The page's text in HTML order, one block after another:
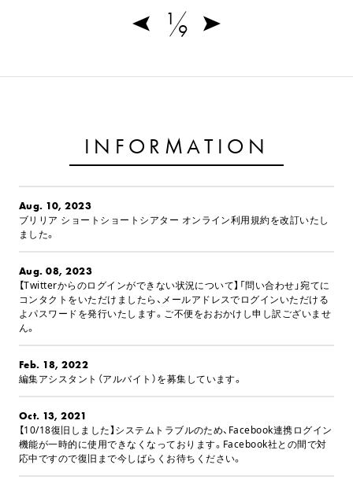
1
9
INFORMATION
Aug. 10, 2023
ブリリア ショートショートシアター オンライン利用規約を改訂いたし
ました。
Aug. 08, 2023
【Twitterからのログインができない状況について】「問い合わせ」宛てに
コンタクトをいただけましたら、メールアドレスでログインいただける
よパスワードを発行いたします。ご不便をおおかけし申し訳ございませ
ん。
Feb. 18, 2022
編集アシスタント（アルバイト）を募集しています。
Oct. 13, 2021
【10/18復旧しました】システムトラブルのため、Facebook連携ログイン
機能が一時的に使用できなくなっております。Facebook社との間で対
応中ですので復旧まで今しばらくお待ちください。